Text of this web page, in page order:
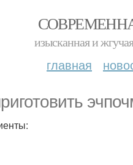
изысканная и
главная